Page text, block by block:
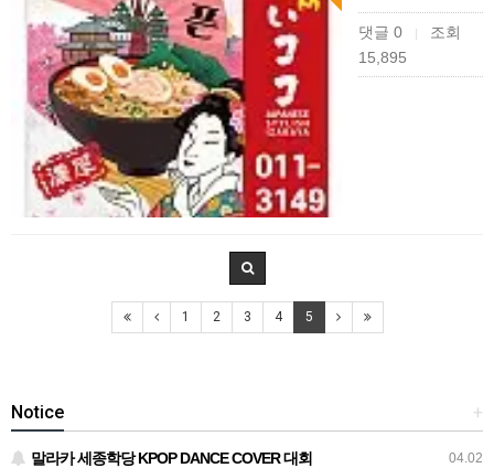
댓글 0 |
조회
15,895
1 2 3 4 5
+
Notice
04.02
말라카 세종학당 KPOP DANCE COVER 대회